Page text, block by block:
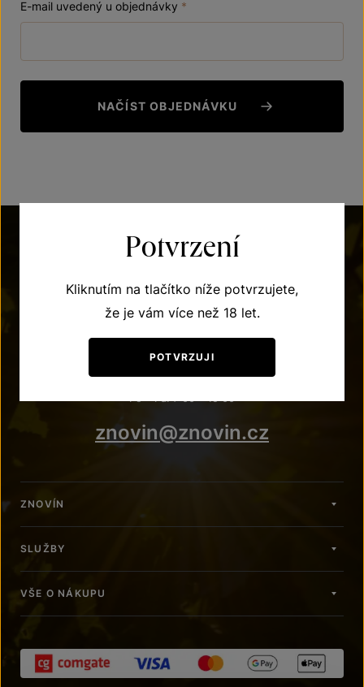
E-mail uvedený u objednávky *
NAČÍST OBJEDNÁVKU
POTŘEBUJETE PORADIT?
+420 515 266 620
Po – Pá: 7:00 – 15:00
znovin@znovin.cz
ZNOVÍN
SLUŽBY
VŠE O NÁKUPU
Potvrzení
Kliknutím na tlačítko níže potvrzujete,
že je vám více než 18 let.
POTVRZUJI